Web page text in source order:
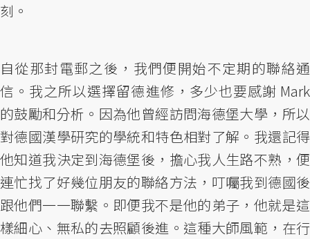
刻。
自從那封電郵之後，我們便開始不定期的聯絡通
信。我之所以選擇留德進修，多少也要感謝 Mark
的鼓勵和分析。因為他曾經訪問海德堡大學，所以
對德國漢學研究的學統和特色相對了解。我還記得
他知道我決定到海德堡後，擔心我人生路不熟，便
連忙找了好幾位朋友的聯絡方法，叮囑我到德國後
跟他們一一聯繫。即便我不是他的弟子，他就是這
樣細心、無私的去照顧後進。這種大師風範，在行